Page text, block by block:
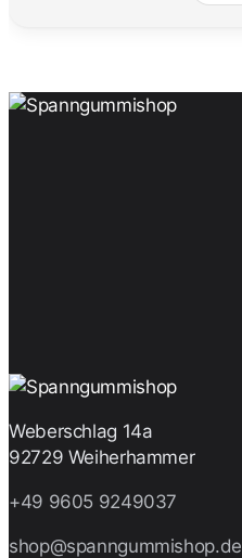
Weberschlag 14a
92729 Weiherhammer
+49 9605 9249037
shop@spanngummishop.de